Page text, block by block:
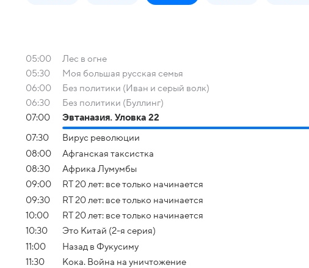
05:00
Лес в огне
05:30
Моя большая русская семья
06:00
Без политики (Иван и серый волк)
06:30
Без политики (Буллинг)
07:00
Эвтаназия. Уловка 22
07:30
Вирус революции
08:00
Афганская таксистка
08:30
Африка Лумумбы
09:00
RT 20 лет: все только начинается
09:30
RT 20 лет: все только начинается
10:00
RT 20 лет: все только начинается
10:30
Это Китай (2-я серия)
11:00
Назад в Фукусиму
11:30
Кока. Война на уничтожение